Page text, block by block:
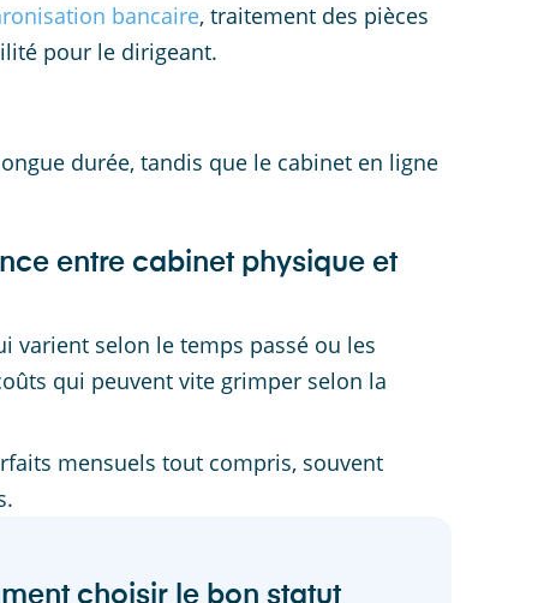
bancaire, traitement des pièces
pour le dirigeant.
durée, tandis que le cabinet en ligne
entre cabinet physique et
varient selon le temps passé ou les
qui peuvent vite grimper selon la
mensuels tout compris, souvent
choisir le bon statut